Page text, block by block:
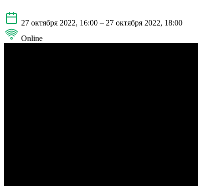
27 октября 2022, 16:00 – 27 октября 2022, 18:00
Online